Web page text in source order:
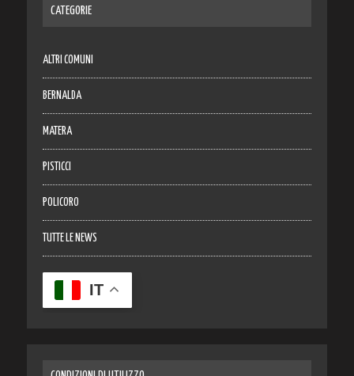
CATEGORIE
ALTRI COMUNI
BERNALDA
MATERA
PISTICCI
POLICORO
TUTTE LE NEWS
IT